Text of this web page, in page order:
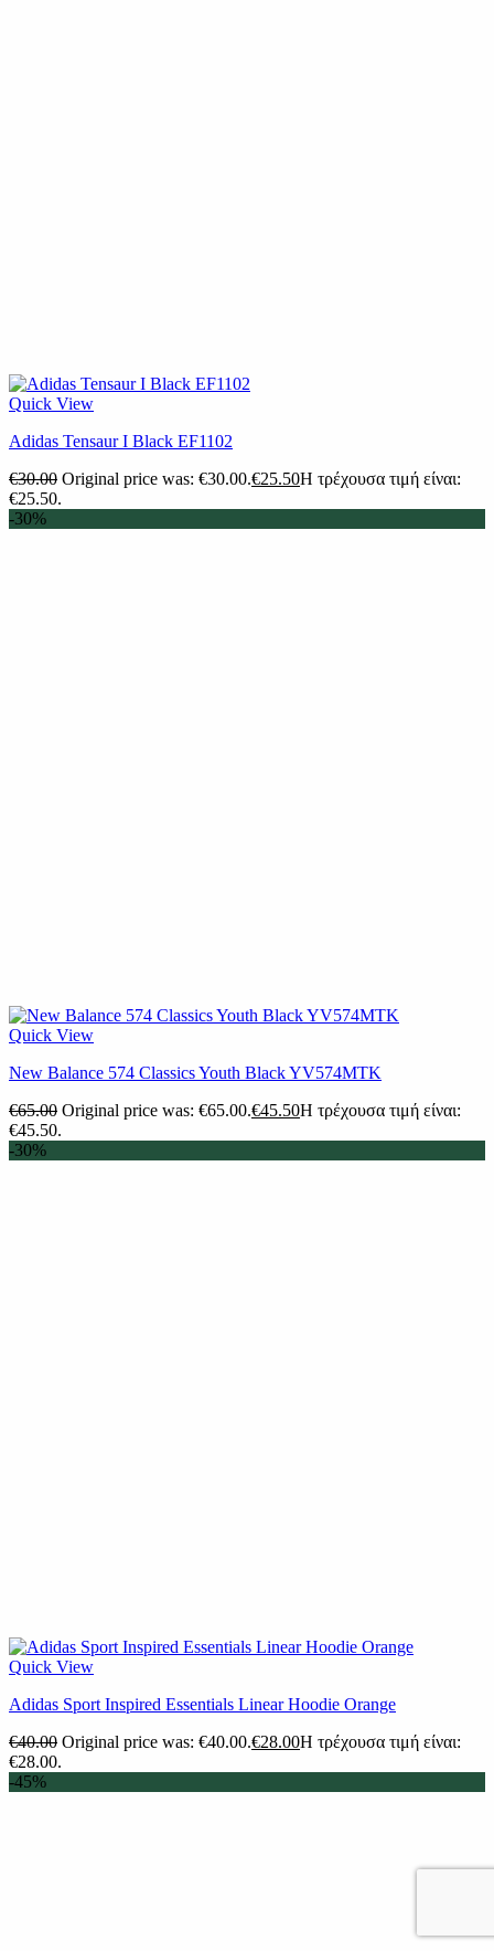
Quick View
Adidas Tensaur I Black EF1102
€30.00 Original price was: €30.00.€25.50Η τρέχουσα τιμή είναι:
€25.50.
-30%
Quick View
New Balance 574 Classics Youth Black YV574MTK
€65.00 Original price was: €65.00.€45.50Η τρέχουσα τιμή είναι:
€45.50.
-30%
Quick View
Adidas Sport Inspired Essentials Linear Hoodie Orange
€40.00 Original price was: €40.00.€28.00Η τρέχουσα τιμή είναι:
€28.00.
-45%